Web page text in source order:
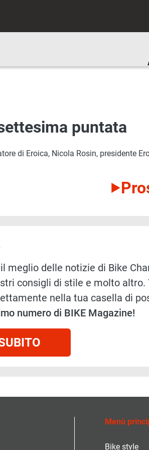
puntata
di Eroica, Nicola Rosin, presidente
meglio delle notizie di Bike
consigli di stile e molto
nella tua casella di
numero di BIKE Magazine!
Menù
Bike style